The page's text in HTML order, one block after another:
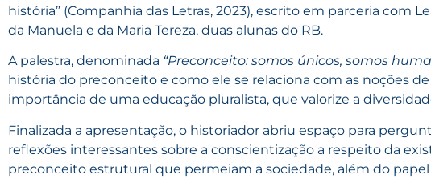
história” (Companhia das Letras, 2023), escrito em parceria com
da Manuela e da Maria Tereza, duas alunas do RB.
A palestra, denominada “Preconceito: somos únicos, somos
história do preconceito e como ele se relaciona com as noções
importância de uma educação pluralista, que valorize a
Finalizada a apresentação, o historiador abriu espaço para
reflexões interessantes sobre a conscientização a respeito da
preconceito estrutural que permeiam a sociedade, além do papel